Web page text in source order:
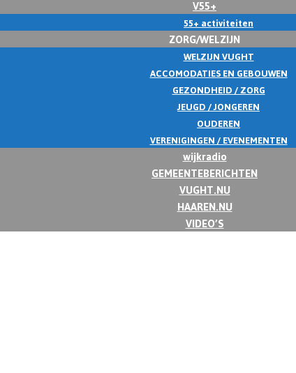
V55+
55+ activiteiten
ZORG/WELZIJN
WELZIJN VUGHT
ACCOMODATIES EN GEBOUWEN
GEZONDHEID / ZORG
JEUGD / JONGEREN
OUDEREN
VERENIGINGEN / EVENEMENTEN
wijkradio
GEMEENTEBERICHTEN
VUGHT.NU
HAAREN.NU
VIDEO’S